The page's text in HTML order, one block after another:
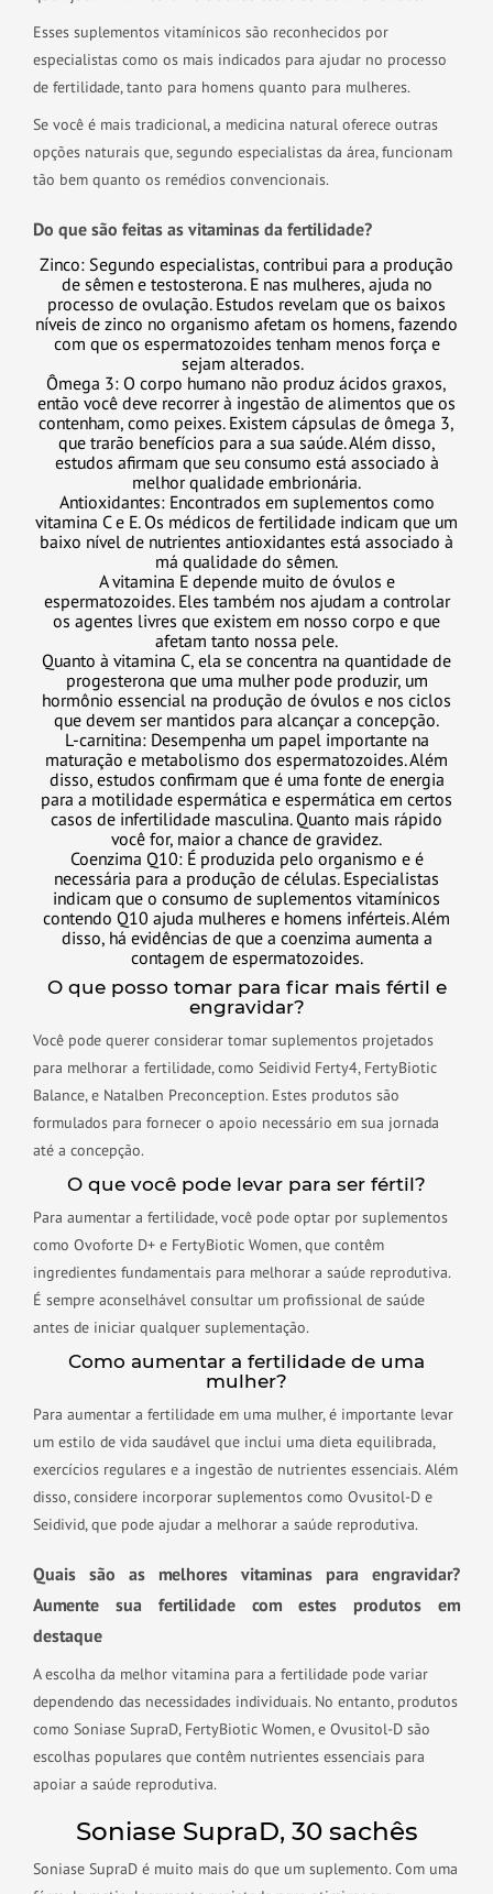
Esses suplementos vitamínicos são reconhecidos por
especialistas como os mais indicados para ajudar no processo
de fertilidade, tanto para homens quanto para mulheres.
Se você é mais tradicional, a medicina natural oferece outras
opções naturais que, segundo especialistas da área, funcionam
tão bem quanto os remédios convencionais.
Do que são feitas as vitaminas da fertilidade?
Zinco: Segundo especialistas, contribui para a produção
de sêmen e testosterona. E nas mulheres, ajuda no
processo de ovulação. Estudos revelam que os baixos
níveis de zinco no organismo afetam os homens, fazendo
com que os espermatozoides tenham menos força e
sejam alterados.
Ômega 3: O corpo humano não produz ácidos graxos,
então você deve recorrer à ingestão de alimentos que os
contenham, como peixes. Existem cápsulas de ômega 3,
que trarão benefícios para a sua saúde. Além disso,
estudos afirmam que seu consumo está associado à
melhor qualidade embrionária.
Antioxidantes: Encontrados em suplementos como
vitamina C e E. Os médicos de fertilidade indicam que um
baixo nível de nutrientes antioxidantes está associado à
má qualidade do sêmen.
A vitamina E depende muito de óvulos e
espermatozoides. Eles também nos ajudam a controlar
os agentes livres que existem em nosso corpo e que
afetam tanto nossa pele.
Quanto à vitamina C, ela se concentra na quantidade de
progesterona que uma mulher pode produzir, um
hormônio essencial na produção de óvulos e nos ciclos
que devem ser mantidos para alcançar a concepção.
L-carnitina: Desempenha um papel importante na
maturação e metabolismo dos espermatozoides. Além
disso, estudos confirmam que é uma fonte de energia
para a motilidade espermática e espermática em certos
casos de infertilidade masculina. Quanto mais rápido
você for, maior a chance de gravidez.
Coenzima Q10: É produzida pelo organismo e é
necessária para a produção de células. Especialistas
indicam que o consumo de suplementos vitamínicos
contendo Q10 ajuda mulheres e homens inférteis. Além
disso, há evidências de que a coenzima aumenta a
contagem de espermatozoides.
O que posso tomar para ficar mais fértil e
engravidar?
Você pode querer considerar tomar suplementos projetados
para melhorar a fertilidade, como Seidivid Ferty4, FertyBiotic
Balance, e Natalben Preconception. Estes produtos são
formulados para fornecer o apoio necessário em sua jornada
até a concepção.
O que você pode levar para ser fértil?
Para aumentar a fertilidade, você pode optar por suplementos
como Ovoforte D+ e FertyBiotic Women, que contêm
ingredientes fundamentais para melhorar a saúde reprodutiva.
É sempre aconselhável consultar um profissional de saúde
antes de iniciar qualquer suplementação.
Como aumentar a fertilidade de uma
mulher?
Para aumentar a fertilidade em uma mulher, é importante levar
um estilo de vida saudável que inclui uma dieta equilibrada,
exercícios regulares e a ingestão de nutrientes essenciais. Além
disso, considere incorporar suplementos como Ovusitol-D e
Seidivid, que pode ajudar a melhorar a saúde reprodutiva.
Quais são as melhores vitaminas para engravidar?
Aumente sua fertilidade com estes produtos em
destaque
A escolha da melhor vitamina para a fertilidade pode variar
dependendo das necessidades individuais. No entanto, produtos
como Soniase SupraD, FertyBiotic Women, e Ovusitol-D são
escolhas populares que contêm nutrientes essenciais para
apoiar a saúde reprodutiva.
Soniase SupraD, 30 sachês
Soniase SupraD é muito mais do que um suplemento. Com uma